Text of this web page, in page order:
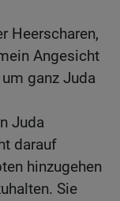
Heerscharen,
Angesicht
ganz Juda
Juda
darauf
hinzugehen
Sie